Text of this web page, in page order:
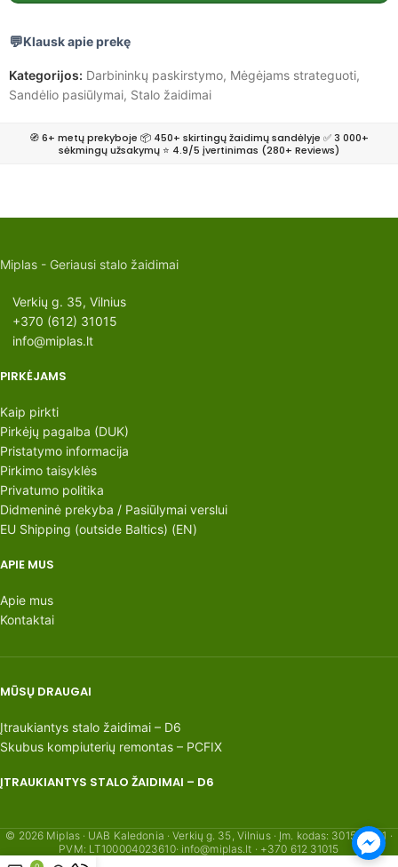
Klausk apie prekę
Kategorijos: Darbininkų paskirstymo, Mėgėjams strateguoti,
Sandėlio pasiūlymai, Stalo žaidimai
🧭 6+ metų prekyboje 📦 450+ skirtingų žaidimų sandėlyje ✅ 3 000+
sėkmingų užsakymų ⭐ 4.9/5 įvertinimas (280+ Reviews)
Miplas - Geriausi stalo žaidimai
Verkių g. 35, Vilnius
+370 (612) 31015
info@miplas.lt
PIRKĖJAMS
Kaip pirkti
Pirkėjų pagalba (DUK)
Pristatymo informacija
Pirkimo taisyklės
Privatumo politika
Didmeninė prekyba / Pasiūlymai verslui
EU Shipping (outside Baltics) (EN)
APIE MUS
Apie mus
Kontaktai
MŪSŲ DRAUGAI
Įtraukiantys stalo žaidimai – D6
Skubus kompiuterių remontas – PCFIX
ĮTRAUKIANTYS STALO ŽAIDIMAI – D6
© 2026 Miplas · UAB Kaledonia · Verkių g. 35, Vilnius · Įm. kodas: 301554621 ·
PVM: LT100004023610· info@miplas.lt · +370 612 31015